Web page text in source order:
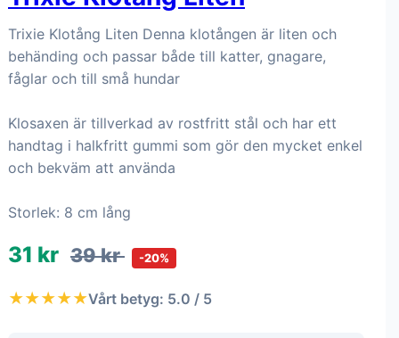
Trixie Klotång Liten Denna klotången är liten och
behänding och passar både till katter, gnagare,
fåglar och till små hundar
Klosaxen är tillverkad av rostfritt stål och har ett
handtag i halkfritt gummi som gör den mycket enkel
och bekväm att använda
Storlek: 8 cm lång
31 kr 39 kr -20%
★★★★★Vårt betyg: 5.0 / 5